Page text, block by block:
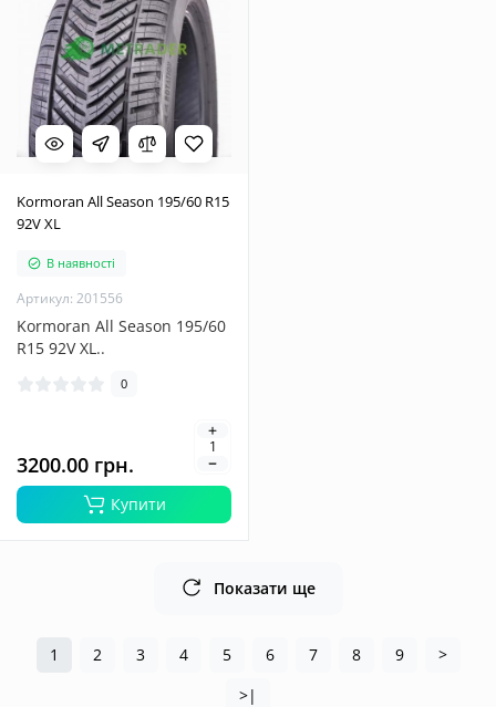
Kormoran All Season 195/60 R15
92V XL
В наявності
Артикул: 201556
Kormoran All Season 195/60
R15 92V XL..
0
3200.00 грн.
Купити
Показати ще
1 2 3 4 5 6 7 8 9
>
>|